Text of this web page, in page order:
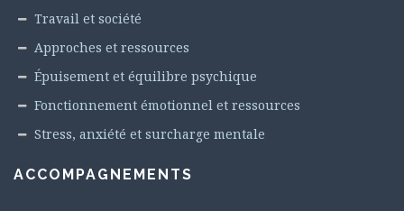
Travail et société
Approches et ressources
Épuisement et équilibre psychique
Fonctionnement émotionnel et ressources
Stress, anxiété et surcharge mentale
ACCOMPAGNEMENTS